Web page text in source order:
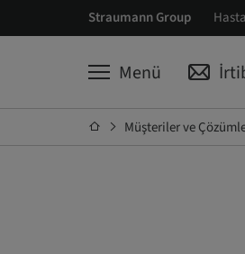
Straumann Group
Menü
Müşteriler ve